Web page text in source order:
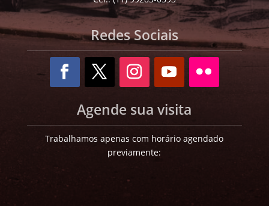
Redes Sociais
Agende sua visita
Trabalhamos apenas com horário agendado
previamente: